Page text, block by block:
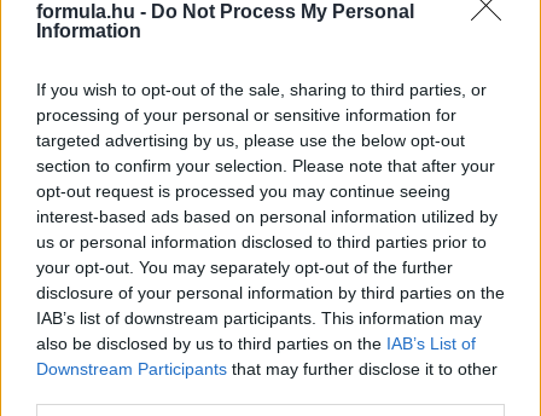
formula.hu - Do Not Process My Personal
Information
If you wish to opt-out of the sale, sharing to third parties, or
processing of your personal or sensitive information for
targeted advertising by us, please use the below opt-out
section to confirm your selection. Please note that after your
opt-out request is processed you may continue seeing
interest-based ads based on personal information utilized by
us or personal information disclosed to third parties prior to
your opt-out. You may separately opt-out of the further
disclosure of your personal information by third parties on the
IAB’s list of downstream participants. This information may
also be disclosed by us to third parties on the IAB’s List of
Downstream Participants that may further disclose it to other
Az F1-es Német Nagydíj „mindenképpen megvalósul”
Domenicali szerint